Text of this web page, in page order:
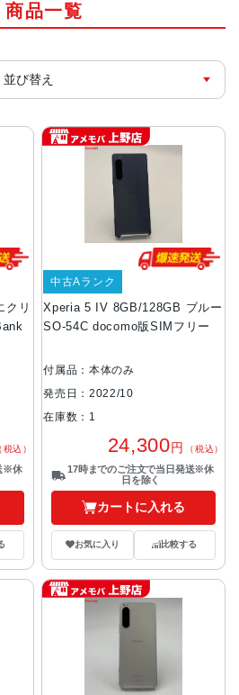
品一覧
クリ
税込）
※休
Xperia 5 IV 8GB/128GB ブルー
SO-54C docomo版SIMフリー
中古Aランク
付属品：本体のみ
発売日：2022/10
在庫数：1
24,300円 （税込）
17時までのご注文で当日発送※休
日を除く
カートに入れる
お気に入り 比較する